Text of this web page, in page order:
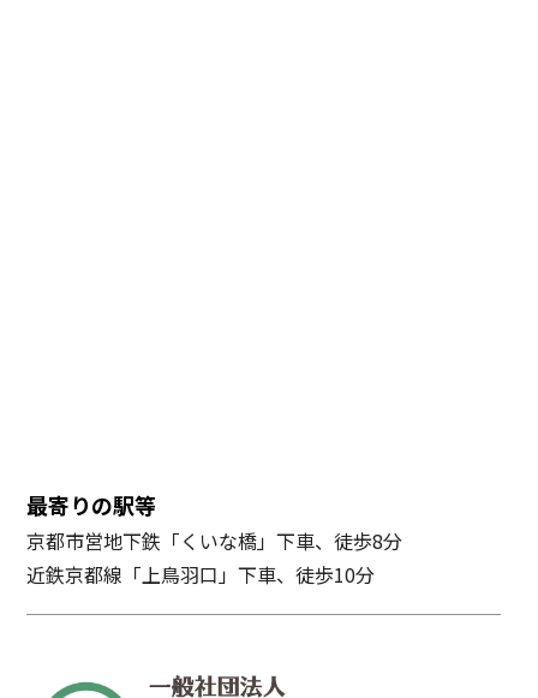
最寄りの駅等
京都市営地下鉄「くいな橋」下車、徒歩8分
近鉄京都線「上鳥羽口」下車、徒歩10分